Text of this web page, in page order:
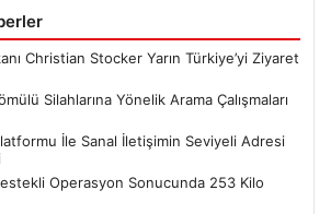
Christian Stocker Yarın Türkiye’yi Ziyaret
Silahlarına Yönelik Arama Çalışmaları
İle Sanal İletişimin Seviyeli Adresi
Operasyon Sonucunda 253 Kilo